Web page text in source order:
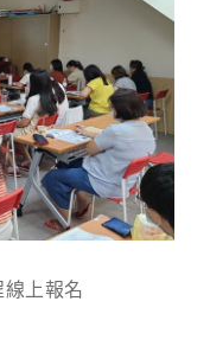
上報名